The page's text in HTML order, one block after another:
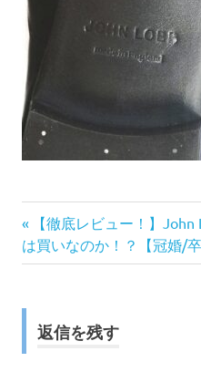
投
稿
ナ
ビ
前
の
記
【徹底レビュー！】
は買いなのか！？【冠婚/
返信を残す